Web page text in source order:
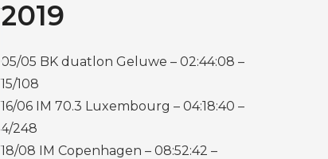
2019
05/05 BK duatlon Geluwe – 02:44:08 –
15/108
16/06 IM 70.3 Luxembourg – 04:18:40 –
4/248
18/08 IM Copenhagen – 08:52:42 –